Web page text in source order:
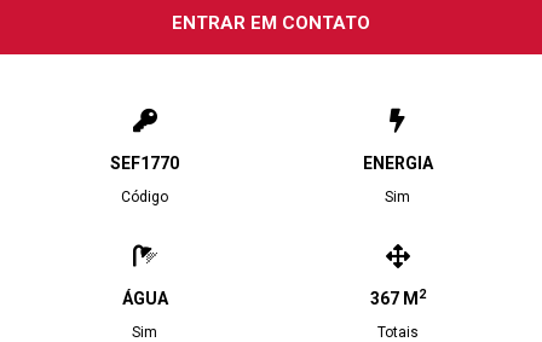
ENTRAR EM CONTATO
SEF1770
Código
ENERGIA
Sim
ÁGUA
Sim
367 M 2
Totais